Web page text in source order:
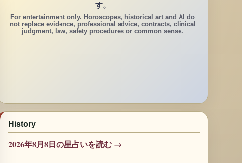
す。
For entertainment only. Horoscopes, historical art and AI do
not replace evidence, professional advice, contracts, clinical
judgment, law, safety procedures or common sense.
History
2026年8月8日の星占いを読む →